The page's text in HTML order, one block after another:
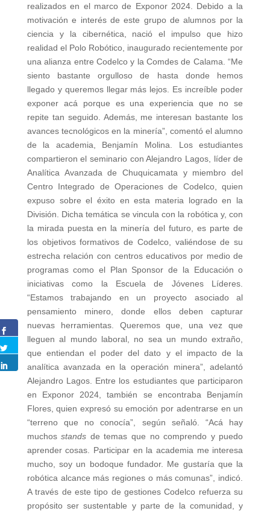
realizados en el marco de Exponor 2024. Debido a la
motivación e interés de este grupo de alumnos por la
ciencia y la cibernética, nació el impulso que hizo
realidad el Polo Robótico, inaugurado recientemente por
una alianza entre Codelco y la Comdes de Calama. “Me
siento bastante orgulloso de hasta donde hemos
llegado y queremos llegar más lejos. Es increíble poder
exponer acá porque es una experiencia que no se
repite tan seguido. Además, me interesan bastante los
avances tecnológicos en la minería”, comentó el alumno
de la academia, Benjamín Molina. Los estudiantes
compartieron el seminario con Alejandro Lagos, líder de
Analítica Avanzada de Chuquicamata y miembro del
Centro Integrado de Operaciones de Codelco, quien
expuso sobre el éxito en esta materia logrado en la
División. Dicha temática se vincula con la robótica y, con
la mirada puesta en la minería del futuro, es parte de
los objetivos formativos de Codelco, valiéndose de su
estrecha relación con centros educativos por medio de
programas como el Plan Sponsor de la Educación o
iniciativas como la Escuela de Jóvenes Líderes.
“Estamos trabajando en un proyecto asociado al
pensamiento minero, donde ellos deben capturar
nuevas herramientas. Queremos que, una vez que
lleguen al mundo laboral, no sea un mundo extraño,
que entiendan el poder del dato y el impacto de la
analítica avanzada en la operación minera”, adelantó
Alejandro Lagos. Entre los estudiantes que participaron
en Exponor 2024, también se encontraba Benjamín
Flores, quien expresó su emoción por adentrarse en un
“terreno que no conocía”, según señaló. “Acá hay
muchosstands de temas que no comprendo y puedo
aprender cosas. Participar en la academia me interesa
mucho, soy un bodoque fundador. Me gustaría que la
robótica alcance más regiones o más comunas”, indicó.
A través de este tipo de gestiones Codelco refuerza su
propósito ser sustentable y parte de la comunidad, y